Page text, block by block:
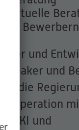
Virtuelle
Bewerbern
und
und
die
KI und